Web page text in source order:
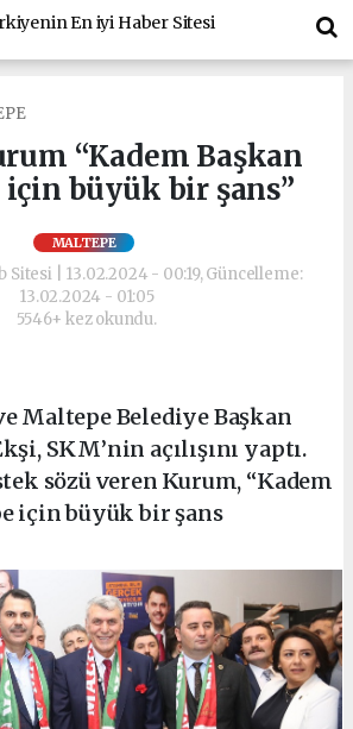
“Kadem Başkan
büyük bir şans”
MALTEPE
Sitesi | 13.02.2024 - 00:19, Güncelleme:
13.02.2024 - 01:05
5546+ kez okundu.
Maltepe Belediye Başkan
SKM’nin açılışını yaptı.
sözü veren Kurum, “Kadem
için büyük bir şans